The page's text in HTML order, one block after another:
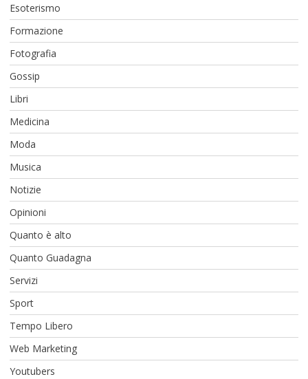
Esoterismo
Formazione
Fotografia
Gossip
Libri
Medicina
Moda
Musica
Notizie
Opinioni
Quanto è alto
Quanto Guadagna
Servizi
Sport
Tempo Libero
Web Marketing
Youtubers